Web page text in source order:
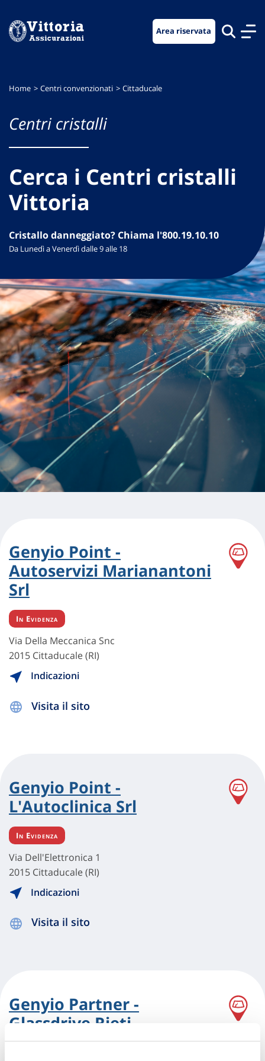
menu
contenuto
footer
Area riservata
Home Centri convenzionati Cittaducale
Centri cristalli
Cerca i Centri cristalli
Vittoria
Cristallo danneggiato? Chiama l'800.19.10.10
Da Lunedì a Venerdì dalle 9 alle 18
Genyio Point -
Autoservizi Marianantoni
Srl
In Evidenza
Via Della Meccanica Snc
2015 Cittaducale (RI)
Indicazioni
Visita il sito
Genyio Point -
L'Autoclinica Srl
In Evidenza
Via Dell'Elettronica 1
2015 Cittaducale (RI)
Indicazioni
Visita il sito
Genyio Partner -
Glassdrive Rieti
Cittaducale